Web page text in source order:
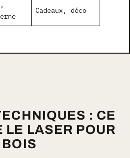
Cadeaux, déco
: CE
LE LASER POUR
BOIS